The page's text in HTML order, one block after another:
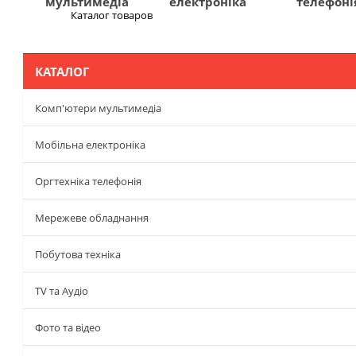
Каталог товаров
КАТАЛОГ
Комп'ютери мультимедіа
Мобільна електроніка
Оргтехніка телефонія
Мережеве обладнання
Побутова техніка
TV та Аудіо
Фото та відео